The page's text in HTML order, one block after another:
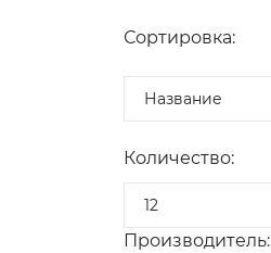
Сортировка:
Название
Количество:
12
Производитель: